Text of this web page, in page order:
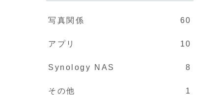
写真関係 60
アプリ 10
Synology NAS 8
その他 1